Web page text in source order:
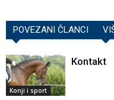
POVEZANI ČLANCI
Konji i sport
Kontakt